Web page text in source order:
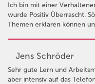
Ich bin mit einer
wurde Positiv Überrascht.
Themen erklären können
Jens Schröder
Sehr gute Lern und
aber intensiv auf das